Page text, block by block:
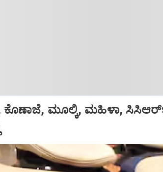
ಕೊಣಾಜೆ, ಮೂಲ್ಕಿ, ಮಹಿಳಾ,